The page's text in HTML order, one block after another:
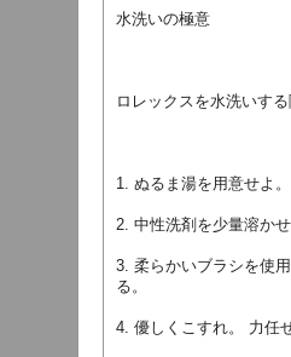
水洗いの極意
ロレックスを水洗いす
1. ぬるま湯を用意せよ
2. 中性洗剤を少量溶か
3. 柔らかいブラシを使
る。
4. 優しくこすれ。 力任